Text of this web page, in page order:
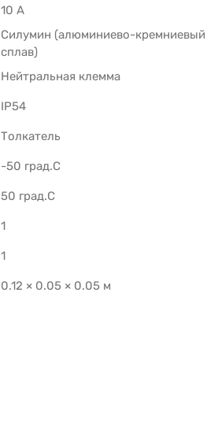
10 А
Силумин (алюминиево-кремниевый
сплав)
Нейтральная клемма
IP54
Толкатель
-50 град.C
50 град.C
1
1
0.12 × 0.05 × 0.05 м